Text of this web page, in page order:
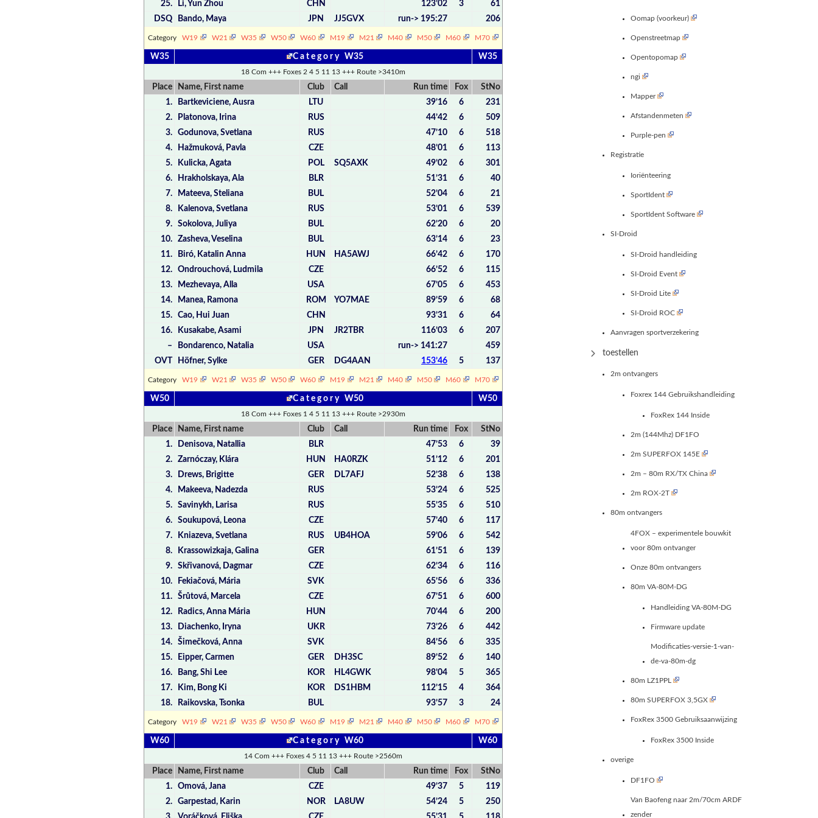
25. Li, Yun Zhou CHN 123’02 3
61
DSQ
Bando, Maya JPN JJ5GVX run-> 195:27 206
Category W19 W21 W35 W50 W60 M19 M21 M40 M50 M60 M70
W35 C a t e g o r y W35 W35
18 Com +++ Foxes 2 4 5 11 13 +++ Route >3410m
Place Name, First name Club Call Run time Fox
StNo
1.
Bartkeviciene, Ausra LTU 39’16 6
231
2.
Platonova, Irina RUS 44’42 6
509
3.
Godunova, Svetlana RUS 47’10 6
518
4.
Hažmuková, Pavla CZE 48’01 6
113
5.
Kulicka, Agata POL SQ5AXK 49’02 6
301
6.
Hrakholskaya, Ala BLR 51’31 6
40
7.
Mateeva, Steliana BUL 52’04 6
21
8.
Kalenova, Svetlana RUS 53’01 6
539
9.
Sokolova, Juliya BUL 62’20 6
20
10.
Zasheva, Veselina BUL 63’14 6
23
11.
Biró, Katalin Anna HUN HA5AWJ 66’42 6
170
12.
Ondrouchová, Ludmila CZE 66’52 6
115
13.
Mezhevaya, Alla USA 67’05 6
453
14.
Manea, Ramona ROM YO7MAE 89’59 6
68
15.
Cao, Hui Juan CHN 93’31 6
64
16.
Kusakabe, Asami JPN JR2TBR 116’03 6
207
–
Bondarenco, Natalia USA run-> 141:27
459
OVT
Höfner, Sylke GER DG4AAN 153’46 5 137
Category W19 W21 W35 W50 W60 M19 M21 M40 M50 M60 M70
W50 C a t e g o r y W50 W50
18 Com +++ Foxes 1 4 5 11 13 +++ Route >2930m
Place Name, First name Club Call Run time Fox
StNo
1.
Denisova, Natallia BLR 47’53 6
39
2.
Zarnóczay, Klára HUN HA0RZK 51’12 6
201
3.
Drews, Brigitte GER DL7AFJ 52’38 6
138
4.
Makeeva, Nadezda RUS 53’24 6
525
5.
Savinykh, Larisa RUS 55’35 6
510
6.
Soukupová, Leona CZE 57’40 6
117
7.
Kniazeva, Svetlana RUS UB4HOA 59’06 6
542
8.
Krassowizkaja, Galina GER 61’51 6
139
9.
Skřivanová, Dagmar CZE 62’34 6
116
10.
Fekiačová, Mária SVK 65’56 6
336
11.
Šrůtová, Marcela CZE 67’51 6
600
12.
Radics, Anna Mária HUN 70’44 6
200
13.
Diachenko, Iryna UKR 73’26 6
442
14.
Šimečková, Anna SVK 84’56 6
335
15.
Eipper, Carmen GER DH3SC 89’52 6
140
16.
Bang, Shi Lee KOR HL4GWK 98’04 5
365
17.
Kim, Bong Ki KOR DS1HBM 112’15 4
364
18.
Raikovska, Tsonka BUL 93’57 3 24
Category W19 W21 W35 W50 W60 M19 M21 M40 M50 M60 M70
W60 C a t e g o r y W60 W60
14 Com +++ Foxes 4 5 11 13 +++ Route >2560m
Place Name, First name Club Call Run time Fox
StNo
1.
Omová, Jana CZE 49’37 5
119
2.
Garpestad, Karin NOR LA8UW 54’24 5
250
Oomap (voorkeur)
Openstreetmap
Opentopomap
ngi
Mapper
Afstandenmeten
Purple-pen
Registratie
Ioriënteering
SportIdent
SportIdent Software
SI-Droid
SI-Droid handleiding
SI-Droid Event
SI-Droid Lite
SI-Droid ROC
Aanvragen sportverzekering
toestellen
2m ontvangers
Foxrex 144 Gebruikshandleiding
FoxRex 144 Inside
2m (144Mhz) DF1FO
2m SUPERFOX 145E
2m – 80m RX/TX China
2m ROX-2T
80m ontvangers
4FOX – experimentele bouwkit
voor 80m ontvanger
Onze 80m ontvangers
80m VA-80M-DG
Handleiding VA-80M-DG
Firmware update
Modificaties-versie-1-van-
de-va-80m-dg
80m LZ1PPL
80m SUPERFOX 3,5GX
FoxRex 3500 Gebruiksaanwijzing
FoxRex 3500 Inside
overige
DF1FO
Van Baofeng naar 2m/70cm ARDF
zender